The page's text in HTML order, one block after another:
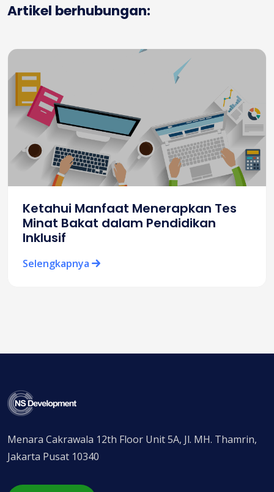
Artikel berhubungan:
Ketahui Manfaat Menerapkan Tes
Minat Bakat dalam Pendidikan
Inklusif
Selengkapnya
Menara Cakrawala 12th Floor Unit 5A, Jl. MH. Thamrin,
Jakarta Pusat 10340